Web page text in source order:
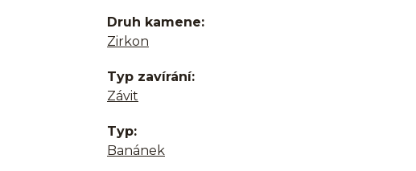
Druh kamene
Zirkon
Typ zavírání
Závit
Typ
Banánek